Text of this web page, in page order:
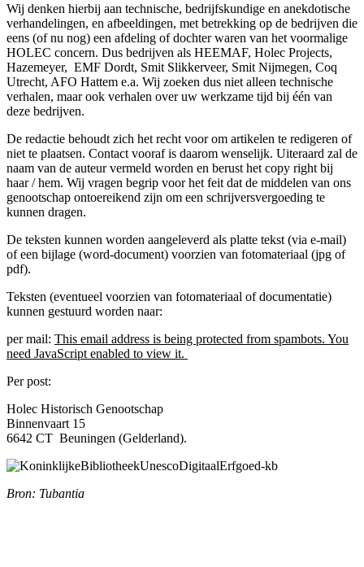
Wij denken hierbij aan technische, bedrijfskundige en anekdotische
verhandelingen, en afbeeldingen, met betrekking op de bedrijven die
eens (of nu nog) een afdeling of dochter waren van het voormalige
HOLEC concern. Dus bedrijven als HEEMAF, Holec Projects,
Hazemeyer, EMF Dordt, Smit Slikkerveer, Smit Nijmegen, Coq
Utrecht, AFO Hattem e.a. Wij zoeken dus niet alleen technische
verhalen, maar ook verhalen over uw werkzame tijd bij één van
deze bedrijven.
De redactie behoudt zich het recht voor om artikelen te redigeren of
niet te plaatsen. Contact vooraf is daarom wenselijk. Uiteraard zal de
naam van de auteur vermeld worden en berust het copy right bij
haar / hem. Wij vragen begrip voor het feit dat de middelen van ons
genootschap ontoereikend zijn om een schrijversvergoeding te
kunnen dragen.
De teksten kunnen worden aangeleverd als platte tekst (via e-mail)
of een bijlage (word-document) voorzien van fotomateriaal (jpg of
pdf).
Teksten (eventueel voorzien van fotomateriaal of documentatie)
kunnen gestuurd worden naar:
per mail: This email address is being protected from spambots. You
need JavaScript enabled to view it.
Per post:
Holec Historisch Genootschap
Binnenvaart 15
6642 CT Beuningen (Gelderland).
Bron: Tubantia